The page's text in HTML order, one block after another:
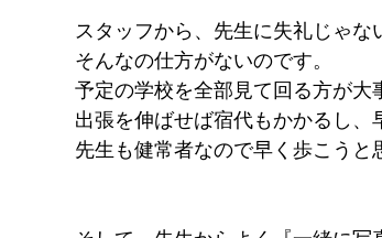
スタッフから、先生に失礼じゃな
そんなの仕方がないのです。
予定の学校を全部見て回る方が大
出張を伸ばせば宿代もかかるし、
先生も健常者なので早く歩こうと